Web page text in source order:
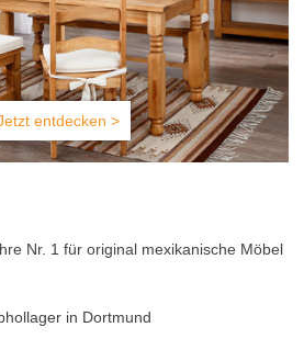
entdecken >
Nr. 1 für original mexikanische Möbel
in Dortmund